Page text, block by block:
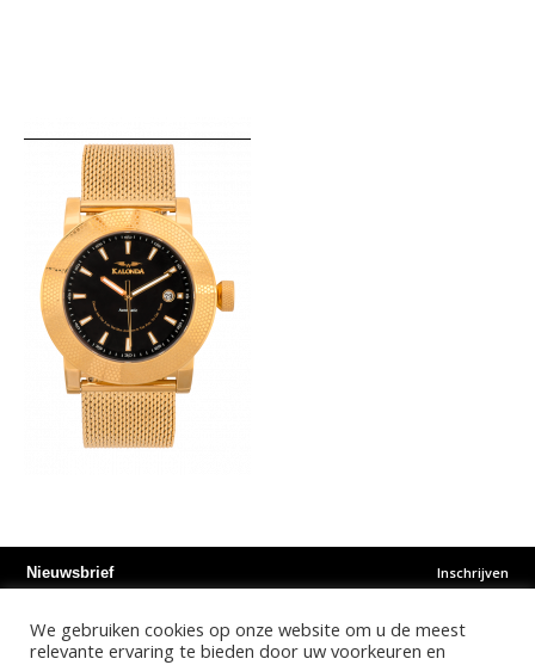
Nieuwsbrief Inschrijven
Instagram Facebook Youtube
We gebruiken cookies op onze website om u de meest
relevante ervaring te bieden door uw voorkeuren en